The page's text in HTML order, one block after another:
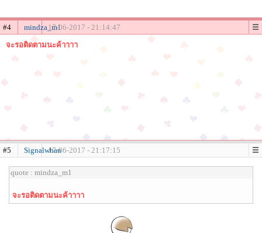
#4 mindza_m117-06-2017 - 21:14:47
จะรอติดตามนะค้าาาา
#5 Signalwhan17-06-2017 - 21:17:15
quote : mindza_m1
จะรอติดตามนะค้าาาา